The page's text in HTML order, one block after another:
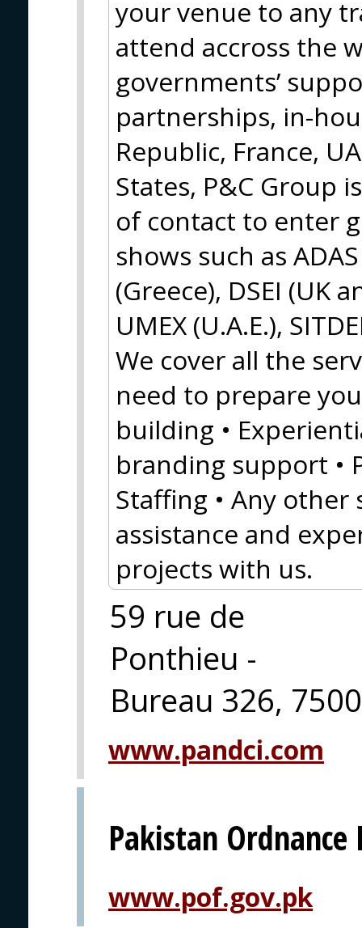
your venue to any
attend accross the
governments’
partnerships, in-
Republic, France,
States, P&C Group
of contact to enter
shows such as
(Greece), DSEI (UK
UMEX (U.A.E.),
We cover all the
need to prepare
building •
branding support •
Staffing • Any
assistance and
projects with us.
59 rue de
Ponthieu -
Bureau 326,
www.pandci.com
Pakistan Ordnance
www.pof.gov.pk